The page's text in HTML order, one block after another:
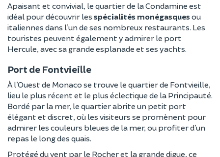
Apaisant et convivial, le quartier de la Condamine est
idéal pour découvrir les spécialités monégasquesou
italiennes dans l’un de ses nombreux restaurants. Les
touristes peuvent également y admirer le port
Hercule, avec sa grande esplanade et ses yachts.
Port de Fontvieille
À l’Ouest de Monaco se trouve le quartier de Fontvieille,
lieu le plus récent et le plus éclectique de la Principauté.
Bordé par la mer, le quartier abrite un petit port
élégant et discret, où les visiteurs se promènent pour
admirer les couleurs bleues de la mer, ou profiter d’un
repas le long des quais.
Protégé du vent par le Rocher et la grande digue, ce